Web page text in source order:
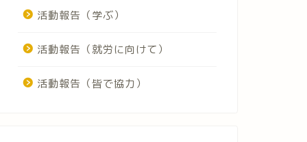
活動報告（学ぶ）
活動報告（就労に向けて）
活動報告（皆で協力）